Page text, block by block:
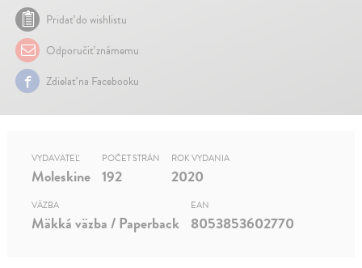
Pridať do wishlistu
Odporučiť známemu
Zdielať na Facebooku
VYDAVATEĽ
Moleskine
POČET STRÁN
192
ROK VYDANIA
2020
VÄZBA
Mäkká väzba / Paperback
EAN
8053853602770